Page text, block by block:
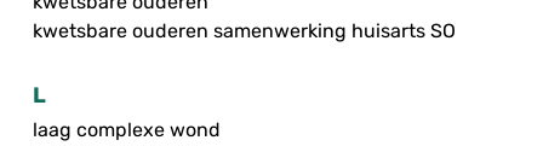
kwetsbare ouderen samenwerking huisarts SO
L
laag complexe wond